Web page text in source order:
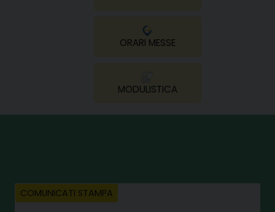
ORARI MESSE
MODULISTICA
COMUNICATI STAMPA